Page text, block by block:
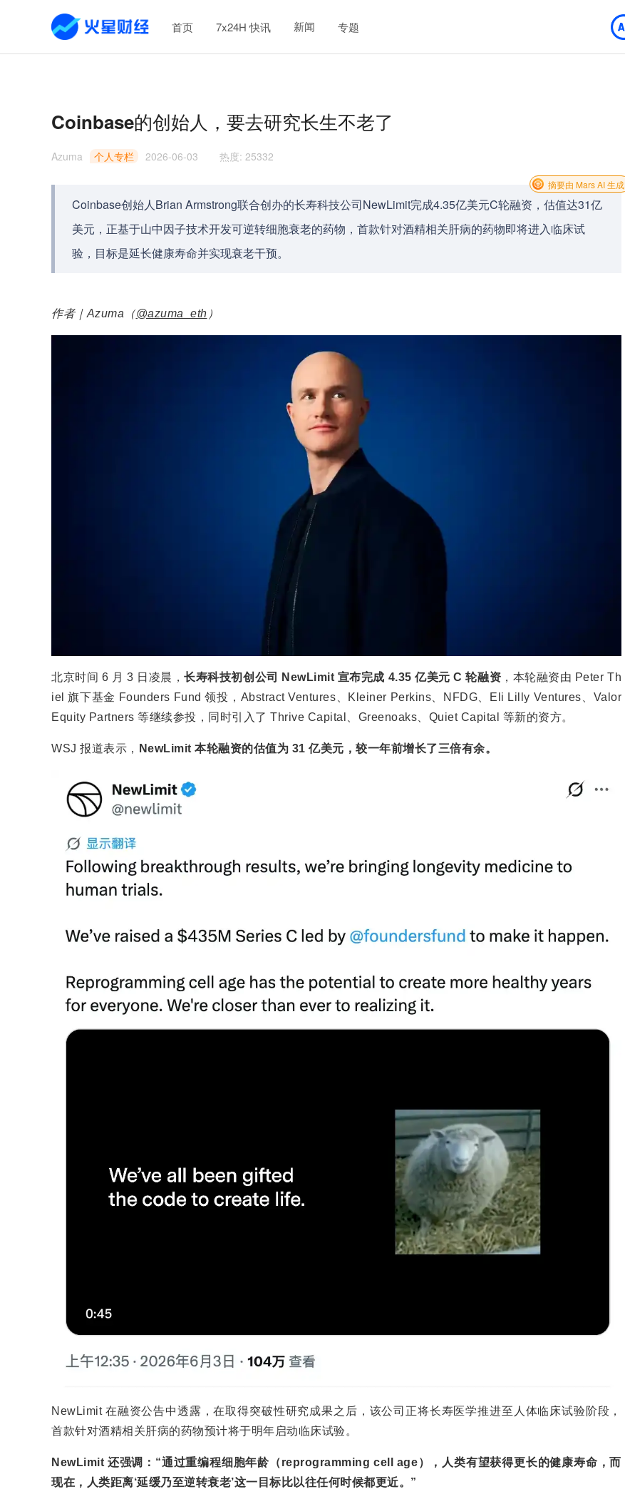
首页 7x24H 快讯 新闻 专题
Coinbase的创始人，要去研究长生不老了
Azuma 个人专栏 2026-06-03 热度: 25332
Coinbase创始人Brian Armstrong联合创办的长寿科技公司NewLimit完成4.35亿美元C轮融资，估值达31亿
美元，正基于山中因子技术开发可逆转细胞衰老的药物，首款针对酒精相关肝病的药物即将进入临床试
验，目标是延长健康寿命并实现衰老干预。
摘要由 Mars AI 生成
作者｜Azuma（@azuma_eth ）
北京时间 6 月 3 日凌晨，长寿科技初创公司 NewLimit 宣布完成 4.35 亿美元 C 轮融资 ，本轮融资由 Peter Th
iel 旗下基金 Founders Fund 领投，Abstract Ventures、Kleiner Perkins、NFDG、Eli Lilly Ventures、Valor
Equity Partners 等继续参投，同时引入了 Thrive Capital、Greenoaks、Quiet Capital 等新的资方。
WSJ 报道表示， NewLimit 本轮融资的估值为 31 亿美元，较一年前增长了三倍有余。
NewLimit 在融资公告中透露，在取得突破性研究成果之后，该公司正将长寿医学推进至人体临床试验阶段，
首款针对酒精相关肝病的药物预计将于明年启动临床试验。
NewLimit 还强调：“通过重编程细胞年龄（reprogramming cell age），人类有望获得更长的健康寿命，而
现在，人类距离‘延缓乃至逆转衰老’这一目标比以往任何时候都更近。”